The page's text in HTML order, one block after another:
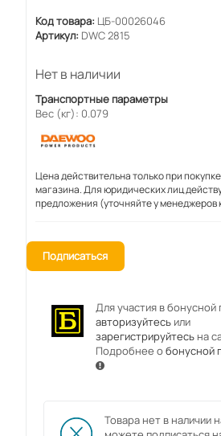
Код товара: ЦБ-00026046
Артикул: DWC 2815
Нет в наличии
Транспортные параметры
Вес (кг): 0.079
Цена действительна только при
магазина. Для юридических лиц
предложения (уточняйте у менеджеров
Подписаться
Для участия в
авторизуйтесьили
зарегистрируйтесьна
Подробнее обонусной
Товара нет в наличии